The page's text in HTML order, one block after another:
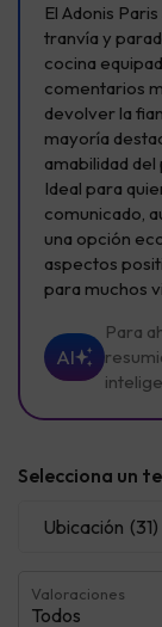
El Adonis
tranvía y
cocina
comentarios
devolver la
mayoría
amabilidad
Ideal para
comunicado,
una opción
aspectos
para muchos
AI
Para
Selecciona un
Ubicación (31)
Valoraciones
Todos